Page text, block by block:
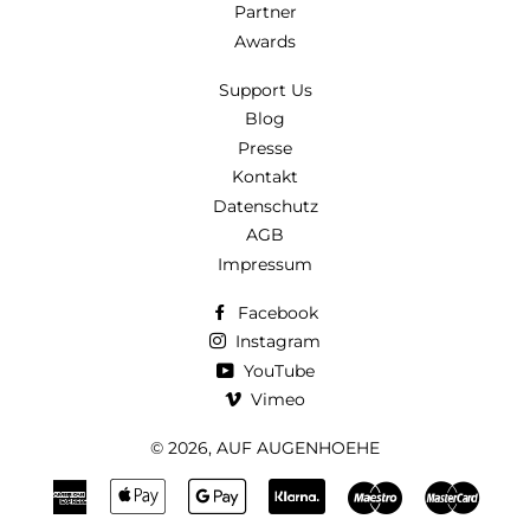
Partner
Awards
Support Us
Blog
Presse
Kontakt
Datenschutz
AGB
Impressum
Facebook
Instagram
YouTube
Vimeo
© 2026, AUF AUGENHOEHE
American
Apple
Google
Klarna Maestro